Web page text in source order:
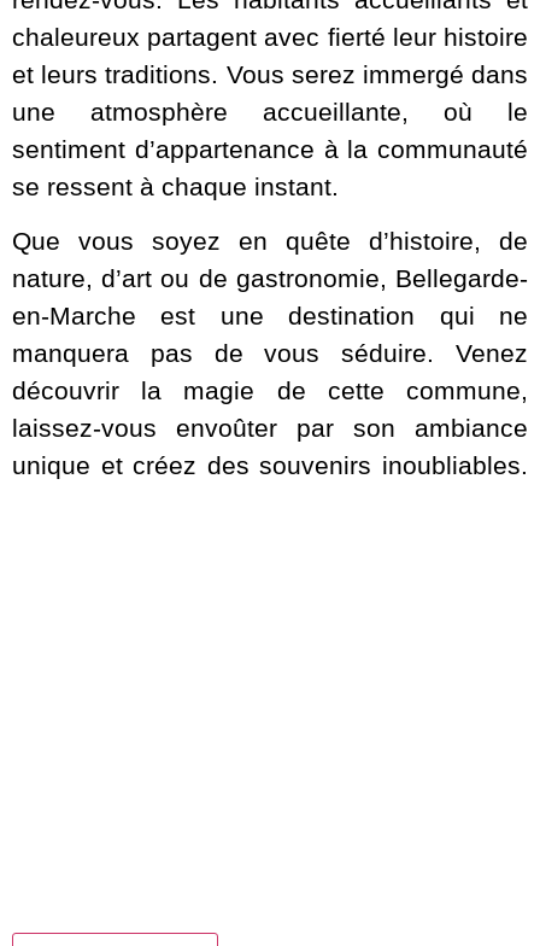
chaleureux partagent avec fierté leur histoire
et leurs traditions. Vous serez immergé dans
une atmosphère accueillante, où le
sentiment d’appartenance à la communauté
se ressent à chaque instant.
Que vous soyez en quête d’histoire, de
nature, d’art ou de gastronomie, Bellegarde-
en-Marche est une destination qui ne
manquera pas de vous séduire. Venez
découvrir la magie de cette commune,
laissez-vous envoûter par son ambiance
unique et créez des souvenirs inoubliables.